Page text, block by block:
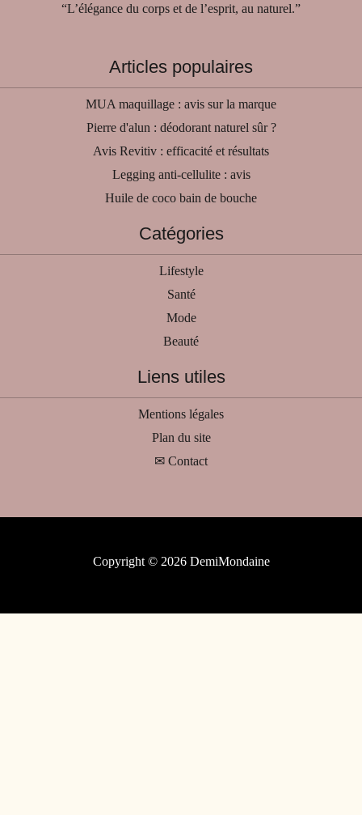
“L’élégance du corps et de l’esprit, au naturel.”
Articles populaires
MUA maquillage : avis sur la marque
Pierre d'alun : déodorant naturel sûr ?
Avis Revitiv : efficacité et résultats
Legging anti-cellulite : avis
Huile de coco bain de bouche
Catégories
Lifestyle
Santé
Mode
Beauté
Liens utiles
Mentions légales
Plan du site
✉ Contact
Copyright © 2026 DemiMondaine